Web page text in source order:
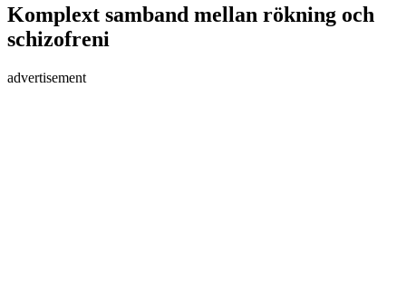
Komplext samband mellan rökning och
schizofreni
advertisement